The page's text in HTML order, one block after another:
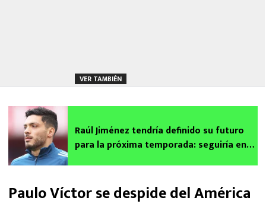
VER TAMBIÉN
Raúl Jiménez tendría definido su futuro
para la próxima temporada: seguiría en
Paulo Víctor se despide del América